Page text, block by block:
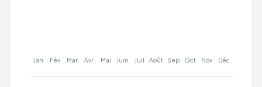
Jan Fév Mar Avr Mai Juin Juil Août Sep Oct Nov Déc